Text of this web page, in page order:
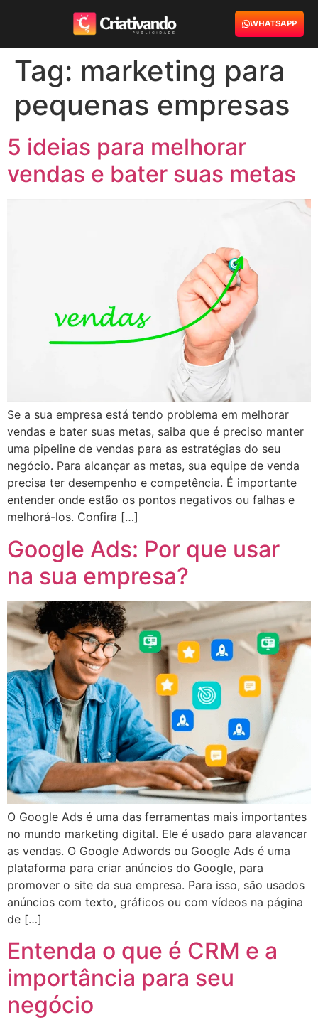
WHATSAPP
Tag: marketing para
pequenas empresas
5 ideias para melhorar
vendas e bater suas metas
Se a sua empresa está tendo problema em melhorar
vendas e bater suas metas, saiba que é preciso manter
uma pipeline de vendas para as estratégias do seu
negócio. Para alcançar as metas, sua equipe de venda
precisa ter desempenho e competência. É importante
entender onde estão os pontos negativos ou falhas e
melhorá-los. Confira […]
Google Ads: Por que usar
na sua empresa?
O Google Ads é uma das ferramentas mais importantes
no mundo marketing digital. Ele é usado para alavancar
as vendas. O Google Adwords ou Google Ads é uma
plataforma para criar anúncios do Google, para
promover o site da sua empresa. Para isso, são usados
anúncios com texto, gráficos ou com vídeos na página
de […]
Entenda o que é CRM e a
importância para seu
negócio